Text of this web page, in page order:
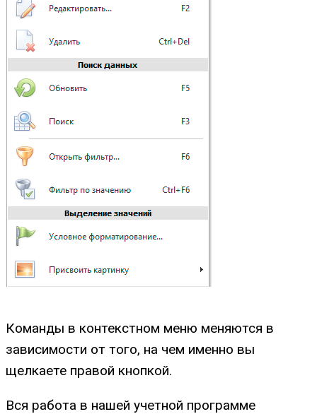
Команды в контекстном меню меняются в
зависимости от того, на чем именно вы
щелкаете правой кнопкой.
Вся работа в нашей учетной программе